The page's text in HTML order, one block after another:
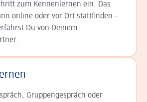
zum Kennen­lernen ein. Das
online oder vor Ort statt­finden –
Du von Deinem
Grup­pen­gespräch oder